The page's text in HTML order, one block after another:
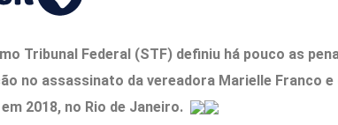
Tribunal Federal (STF) definiu há pouco as
no assassinato da vereadora Marielle Franco
2018, no Rio de Janeiro.